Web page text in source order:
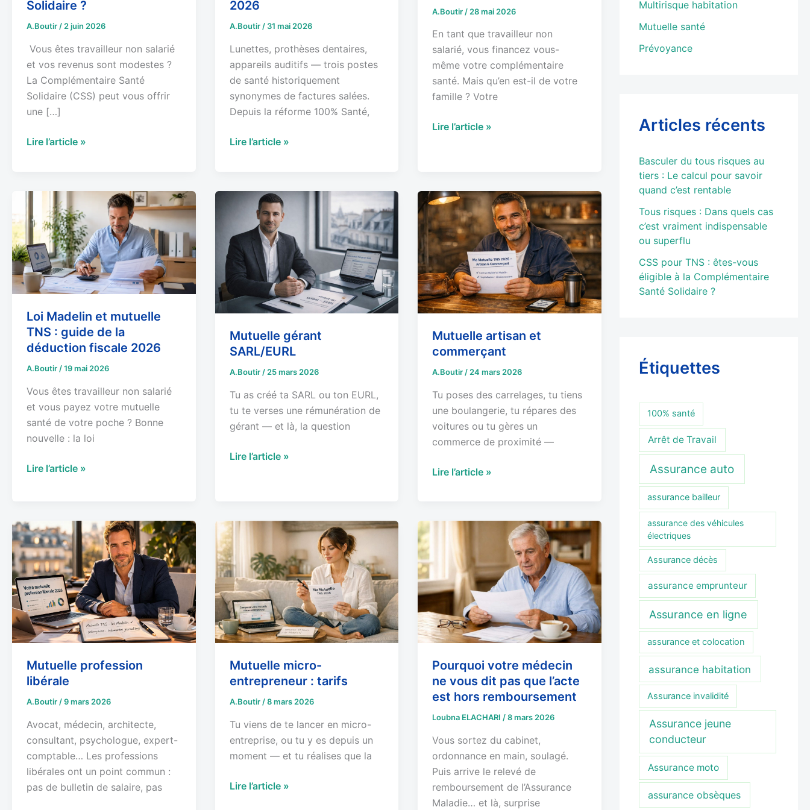
Solidaire ?
A.Boutir/2 juin 2026
Vous êtes travailleur non salarié
et vos revenus sont modestes ?
La Complémentaire Santé
Solidaire (CSS) peut vous offrir
une […]
Solidaire
?
Lire l’article »
2026
A.Boutir/ 31 mai 2026
Lunettes, prothèses dentaires,
appareils auditifs — trois postes
de santé historiquement
synonymes de factures salées.
Depuis la réforme 100% Santé,
les
indépendants
en
2026
Lire l’article »
A.Boutir / 28 mai 2026
En tant que travailleur non
salarié, vous financez vous-
même votre complémentaire
santé. Mais qu’en est-il de votre
famille ? Votre
Lire l’article »
Loi Madelin et mutuelle
TNS : guide de la
déduction fiscale 2026
A.Boutir /19 mai 2026
Vous êtes travailleur non salarié
et vous payez votre mutuelle
santé de votre poche ? Bonne
nouvelle : la loi
Madelin
et
mutuelle
TNS
:
guide
la
déduction
fiscale
2026
Lire l’article »
Mutuelle gérant
SARL/EURL
A.Boutir / 25 mars 2026
Tu as créé ta SARL ou ton EURL,
tu te verses une rémunération de
gérant — et là, la question
Mutuelle
gérant
SARL/EURL
Lire l’article »
Mutuelle artisan et
commerçant
A.Boutir / 24 mars 2026
Tu poses des carrelages, tu tiens
une boulangerie, tu répares des
voitures ou tu gères un
commerce de proximité —
Mutuelle
artisan
et
commerçant
Lire l’article »
Mutuelle profession
libérale
A.Boutir/9 mars 2026
Avocat, médecin, architecte,
consultant, psychologue, expert-
comptable… Les professions
libérales ont un point commun :
pas de bulletin de salaire, pas
Mutuelle
profession
libérale
Mutuelle micro-
entrepreneur : tarifs
A.Boutir/8 mars 2026
Tu viens de te lancer en micro-
entreprise, ou tu y es depuis un
moment — et tu réalises que la
Mutuelle
micro-
entrepreneur
:
tarifs
Lire l’article »
Pourquoi votre médecin
ne vous dit pas que l’acte
est hors remboursement
Loubna ELACHARI/8 mars 2026
Vous sortez du cabinet,
ordonnance en main, soulagé.
Puis arrive le relevé de
remboursement de l’Assurance
Maladie… et là, surprise
Pourquoi
médecin
vous
dit
pas
que
est
hors
remboursement
Multirisque habitation
Mutuelle santé
Prévoyance
Articles récents
Basculer du tous risques au
tiers : Le calcul pour savoir
quand c’est rentable
Tous risques : Dans quels cas
c’est vraiment indispensable
ou superflu
CSS pour TNS : êtes-vous
éligible à la Complémentaire
Santé Solidaire ?
Étiquettes
100% santé
Arrêt de Travail
Assurance auto
assurance bailleur
assurance des véhicules
électriques
Assurance décès
assurance emprunteur
Assurance en ligne
assurance et colocation
assurance habitation
Assurance invalidité
Assurance jeune
conducteur
Assurance moto
assurance obsèques